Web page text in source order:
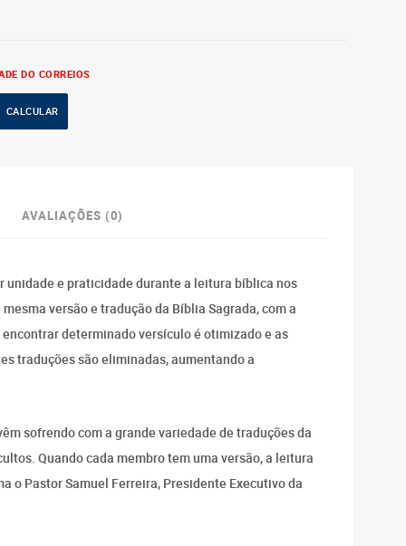
DO CORREIOS
AVALIAÇÕES (0)
unidade e praticidade durante a leitura bíblica nos
versão e tradução da Bíblia Sagrada, com a
determinado versículo é otimizado e as
traduções são eliminadas, aumentando a
sofrendo com a grande variedade de traduções da
Quando cada membro tem uma versão, a leitura
o Pastor Samuel Ferreira, Presidente Executivo da